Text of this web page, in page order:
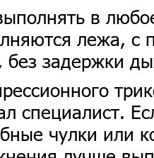
в
лежа, с
задержки
специалист.
чулки или